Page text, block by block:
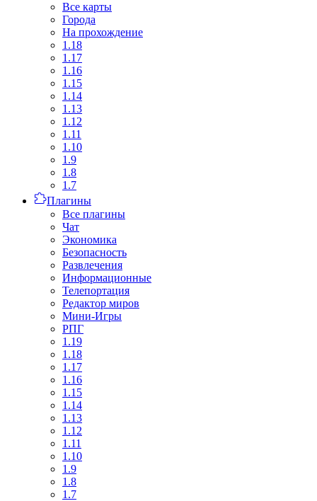
Все карты
Города
На прохождение
1.18
1.17
1.16
1.15
1.14
1.13
1.12
1.11
1.10
1.9
1.8
1.7
Плагины
Все плагины
Чат
Экономика
Безопасность
Развлечения
Информационные
Телепортация
Редактор миров
Мини-Игры
РПГ
1.19
1.18
1.17
1.16
1.15
1.14
1.13
1.12
1.11
1.10
1.9
1.8
1.7